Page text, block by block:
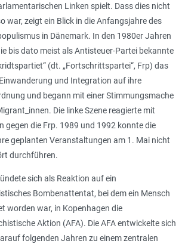
Linken spielt. Dass dies nicht
war, zeigt ein Blick in die Anfangsjahre des
in Dänemark. In den 1980er Jahren
bis dato meist als Antisteuer-Partei bekannte
(dt. „Fortschrittspartei“, Frp) das
und Integration auf ihre
und begann mit einer Stimmungsmache
Die linke Szene reagierte mit
gegen die Frp. 1989 und 1992 konnte die
geplanten Veranstaltungen am 1. Mai nicht
durchführen.
sich als Reaktion auf ein
Bombenattentat, bei dem ein Mensch
worden war, in Kopenhagen die
Aktion (AFA). Die AFA entwickelte sich
folgenden Jahren zu einem zentralen